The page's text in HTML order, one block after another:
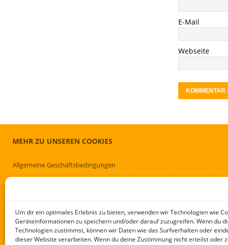
Um dir ein optimales Erlebnis zu bieten, verwenden wir Technologien wie
Geräteinformationen zu speichern und/oder darauf zuzugreifen. Wenn du
Technologien zustimmst, können wir Daten wie das Surfverhalten oder
dieser Website verarbeiten. Wenn du deine Zustimmung nicht erteilst oder
E-Mail
Webseite
MEHR ZU UNSEREN COOKIES
Allgemeine Geschäftsbedingungen
Impressum
Haftungsausschluss